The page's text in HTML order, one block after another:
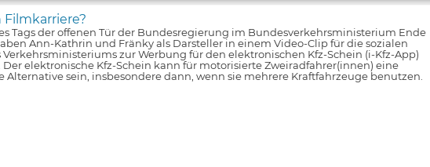
Tags der offenen Tür der Bundesregierung im Bundesverkehrsministerium Ende
Ann-Kathrin und Fränky als Darsteller in einem Video-Clip für die sozialen
Verkehrsministeriums zur Werbung für den elektronischen Kfz-Schein (i-Kfz-App)
elektronische Kfz-Schein kann für motorisierte Zweiradfahrer(innen) eine
Alternative sein, insbesondere dann, wenn sie mehrere Kraftfahrzeuge benutzen.